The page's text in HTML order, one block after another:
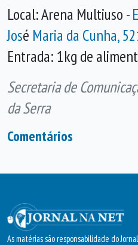
Local: Arena Multiuso -
José Maria da Cunha,
Entrada: 1kg de
Secretaria de
da Serra
Comentários
As matérias são responsabilidade do